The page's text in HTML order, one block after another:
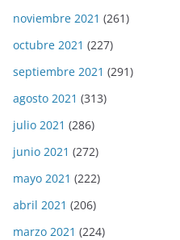
noviembre 2021 (261)
octubre 2021 (227)
septiembre 2021 (291)
agosto 2021 (313)
julio 2021 (286)
junio 2021 (272)
mayo 2021 (222)
abril 2021 (206)
marzo 2021 (224)